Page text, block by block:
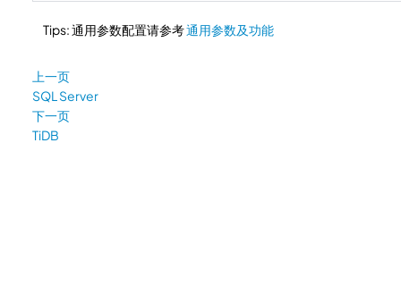
Tips: 通用参数配置请参考通用参数及功能
上一页
SQL Server
下一页
TiDB